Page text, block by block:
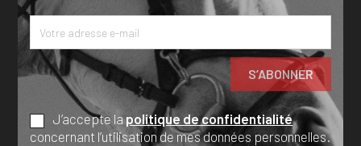
J’accepte lapolitique de confidentialité
concernant l’utilisation de mes données personnelles.